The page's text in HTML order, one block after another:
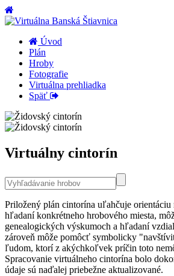
Úvod
Plán
Hroby
Fotografie
Virtuálna prehliadka
Späť
Virtuálny cintorín
Priložený plán cintorína uľahčuje orientáciu
hľadaní konkrétneho hrobového miesta,
genealogických výskumoch a hľadaní
zároveň môže pomôcť symbolicky
ľudom, ktorí z akýchkoľvek príčin toto
Spracovanie virtuálneho cintorína bolo
údaje sú naďalej priebežne aktualizované.